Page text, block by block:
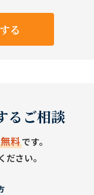
る
るご相談
無料です。
さい。